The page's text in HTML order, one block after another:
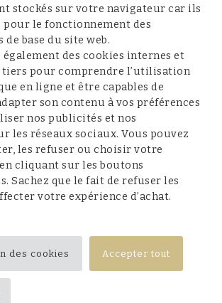
et mentions légales
stockés sur votre navigateur car ils
pour le fonctionnement des
base du site web.
des cookies internes et
tiers pour comprendre l’utilisation
en ligne et être capables de
son contenu à vos préférences
nos publicités et nos
les réseaux sociaux. Vous pouvez
les refuser ou choisir votre
cliquant sur les boutons
Sachez que le fait de refuser les
votre expérience d’achat.
des cookies Accepter tout